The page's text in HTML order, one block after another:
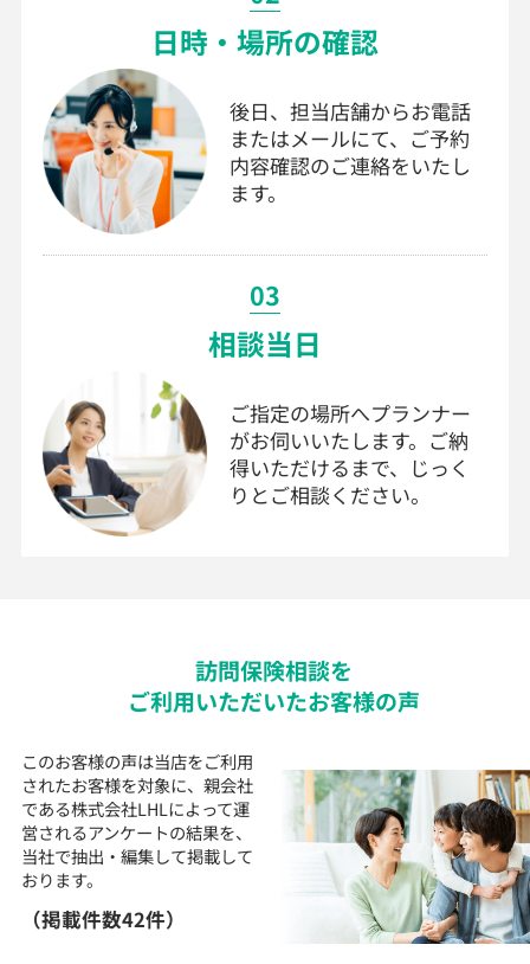
日時・場所の確認
後日、担当店舗からお電話
またはメールにて、ご予約
内容確認のご連絡をいたし
ます。
03
相談当日
ご指定の場所へプランナー
がお伺いいたします。ご納
得いただけるまで、じっく
りとご相談ください。
訪問保険相談を
ご利用いただいたお客様の声
このお客様の声は当店をご利用
されたお客様を対象に、 親会社
である株式会社LHLによって運
営されるアンケートの結果を、
当社で抽出・編集して掲載して
おります。
（掲載件数42件）